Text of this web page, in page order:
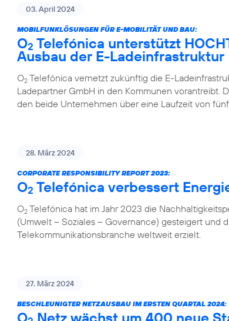
03. April 2024
MOBILFUNKLÖSUNGEN FÜR E-MOBILITÄT UND BAU:
O2 Telefónica unterstützt
Ausbau der E-Ladeinfrastruktur
O2 Telefónica vernetzt zukünftig die E-
Ladepartner GmbH in den Kommunen vorantreibt.
den beide Unternehmen über eine Laufzeit von
28. März 2024
CORPORATE RESPONSIBILITY REPORT 2023:
O2 Telefónica verbessert
O2 Telefónica hat im Jahr 2023 die
(Umwelt – Soziales – Governance) gesteigert und
Telekommunikationsbranche weltweit erzielt.
27. März 2024
BESCHLEUNIGTER NETZAUSBAU IM ERSTEN QUARTAL 2024:
O Netz wächst um 400 neue